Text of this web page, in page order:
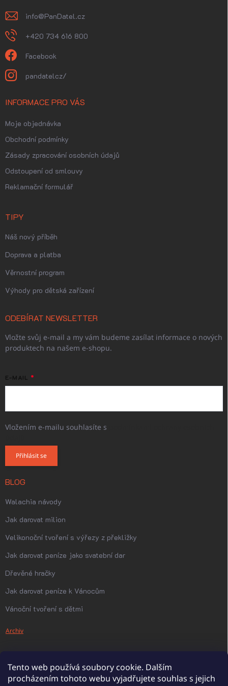
Tento web používá soubory cookie. Dalším
procházením tohoto webu vyjadřujete souhlas s jejich
info@PanDatel.cz
+420 734 616 800
Facebook
pandatelcz/
INFORMACE PRO VÁS
Moje objednávka
Obchodní podmínky
Zásady zpracování osobních údajů
Odstoupení od smlouvy
Reklamační formulář
TIPY
Náš nový příběh
Doprava a platba
Věrnostní program
Výhody pro dětská zařízení
ODEBÍRAT NEWSLETTER
Vložte svůj e-mail a my vám budeme zasílat informace o nových
produktech na našem e-shopu.
E-MAIL
Vložením e-mailu souhlasíte s
Přihlásit se
BLOG
Walachia návody
Jak darovat milion
Velikonoční tvoření s výřezy z překližky
Jak darovat peníze jako svatební dar
Dřevěné hračky
Jak darovat peníze k Vánocům
Vánoční tvoření s dětmi
Archiv